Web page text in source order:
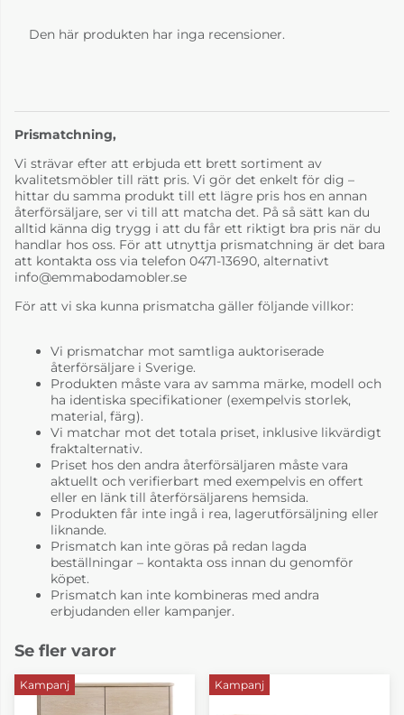
Den här produkten har inga recensioner.
Prismatchning,
Vi strävar efter att erbjuda ett brett sortiment av
kvalitetsmöbler till rätt pris. Vi gör det enkelt för dig –
hittar du samma produkt till ett lägre pris hos en annan
återförsäljare, ser vi till att matcha det. På så sätt kan du
alltid känna dig trygg i att du får ett riktigt bra pris när du
handlar hos oss. För att utnyttja prismatchning är det bara
att kontakta oss via telefon 0471-13690, alternativt
info@emmabodamobler.se
För att vi ska kunna prismatcha gäller följande villkor:
Vi prismatchar mot samtliga auktoriserade
återförsäljare i Sverige.
Produkten måste vara av samma märke, modell och
ha identiska specifikationer (exempelvis storlek,
material, färg).
Vi matchar mot det totala priset, inklusive likvärdigt
fraktalternativ.
Priset hos den andra återförsäljaren måste vara
aktuellt och verifierbart med exempelvis en offert
eller en länk till återförsäljarens hemsida.
Produkten får inte ingå i rea, lagerutförsäljning eller
liknande.
Prismatch kan inte göras på redan lagda
beställningar – kontakta oss innan du genomför
köpet.
Prismatch kan inte kombineras med andra
erbjudanden eller kampanjer.
Se fler varor
Kampanj Kampanj